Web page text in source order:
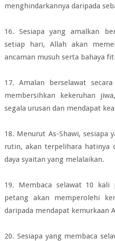
menghindarkannya daripada
16. Sesiapa yang amalkan
setiap hari, Allah akan
ancaman musuh serta bahaya
17. Amalan berselawat
membersihkan kekeruhan
segala urusan dan mendapat
18. Menurut As-Shawi, sesiapa
rutin, akanterpelihara hatinya
daya syaitan yang melalaikan.
19. Membaca selawat 10
petang akan memperolehi
daripada mendapat kemurkaan
20. Sesiapa yang membaca